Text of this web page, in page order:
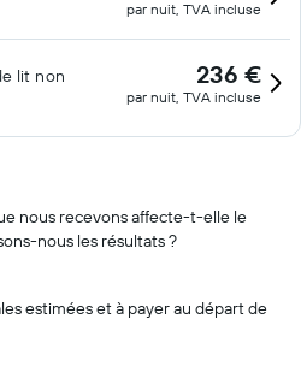
par nuit, TVA incluse
lit non
236 €
par nuit, TVA incluse
nous recevons affecte-t-elle le
nous les résultats ?
estimées et à payer au départ de